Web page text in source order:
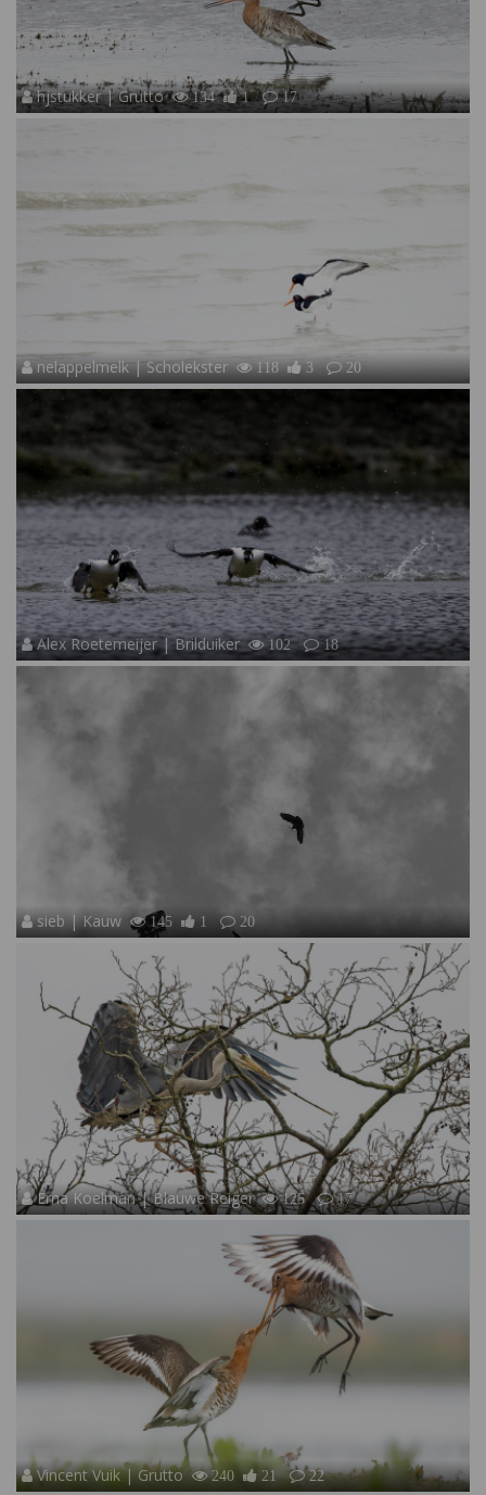
hjstukker | Grutto 134 1 17
nelappelmelk | Scholekster 118 3 20
Alex Roetemeijer | Brilduiker 102 18
sieb | Kauw 145 1 20
Erna Koelman | Blauwe Reiger 125 17
Vincent Vuik | Grutto 240 21 22